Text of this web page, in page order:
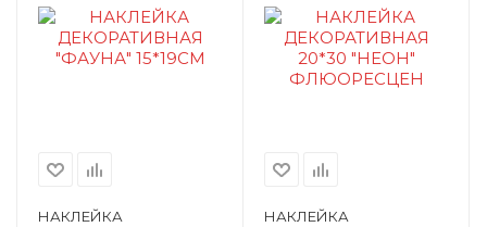
НАКЛЕЙКА
НАКЛЕЙКА